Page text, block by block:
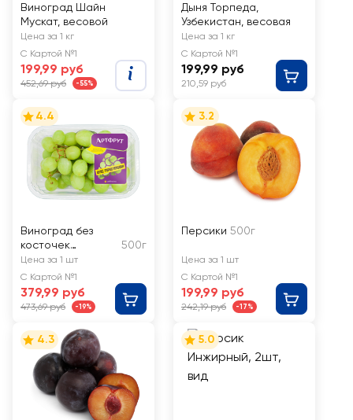
Виноград Шайн
Мускат, весовой
Цена за 1 кг
С Картой №1
199,99 руб
452,69 руб -55%
Дыня Торпеда,
Узбекистан, весовая
Цена за 1 кг
С Картой №1
199,99 руб
210,59 руб
4.4
Виноград без
косточек
АРТФРУТ белый
500г
Цена за 1 шт
С Картой №1
379,99 руб
473,69 руб -19%
3.2
Персики 500г
Цена за 1 шт
С Картой №1
199,99 руб
242,19 руб -17%
4.3 5.0